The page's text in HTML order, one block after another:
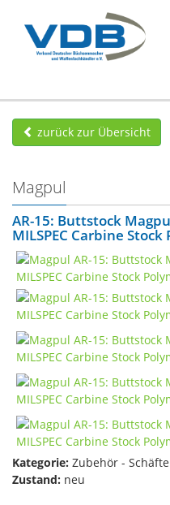
zurück zur Übersicht
Magpul
AR-15: Buttstock
MILSPEC Carbine
Kategorie: Zubehör - Schäfte
Zustand: neu